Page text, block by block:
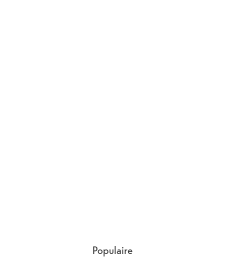
Populaire